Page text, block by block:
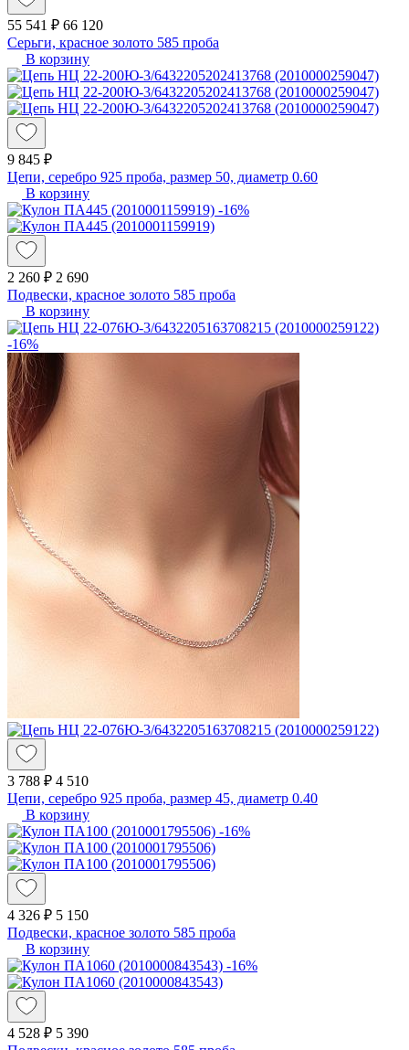
55 541 ₽ 66 120
Серьги, красное золото 585 проба
В корзину
9 845 ₽
Цепи, серебро 925 проба, размер 50, диаметр 0.60
В корзину
-16%
2 260 ₽ 2 690
Подвески, красное золото 585 проба
В корзину
-16%
3 788 ₽ 4 510
Цепи, серебро 925 проба, размер 45, диаметр 0.40
В корзину
-16%
4 326 ₽ 5 150
Подвески, красное золото 585 проба
В корзину
-16%
4 528 ₽ 5 390